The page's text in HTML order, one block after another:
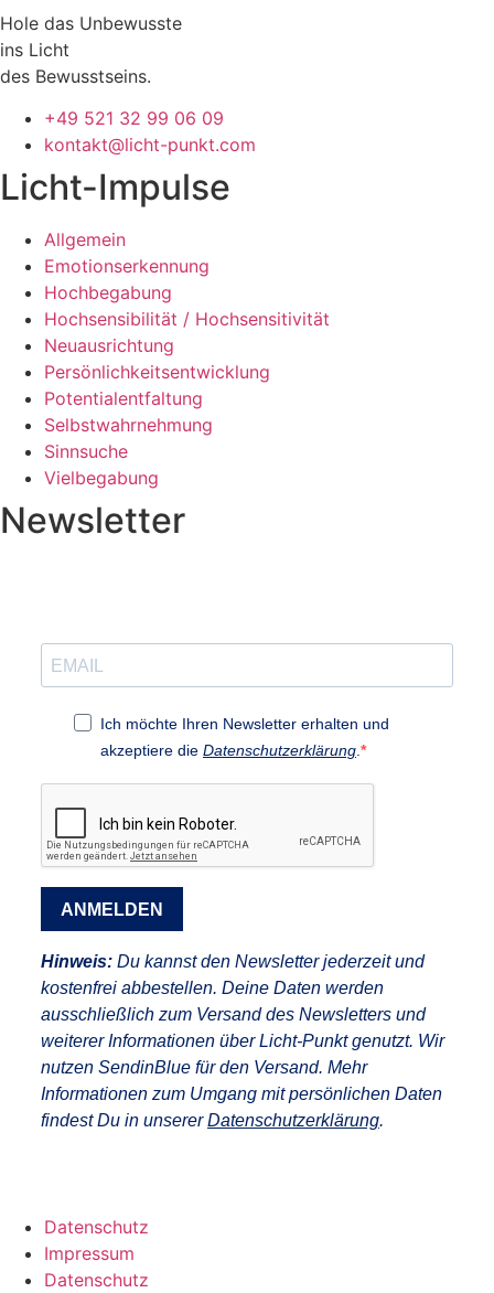
Hole das Unbewusste
ins Licht
des Bewusstseins.
+49 521 32 99 06 09
kontakt@licht-punkt.com
Licht-Impulse
Allgemein
Emotionserkennung
Hochbegabung
Hochsensibilität / Hochsensitivität
Neuausrichtung
Persönlichkeitsentwicklung
Potentialentfaltung
Selbstwahrnehmung
Sinnsuche
Vielbegabung
Newsletter
Ich möchte Ihren Newsletter erhalten und
akzeptiere die Datenschutzerklärung
ANMELDEN
Hinweis: Du kannst den Newsletter jederzeit und
kostenfrei abbestellen. Deine Daten werden
ausschließlich zum Versand des Newsletters und
weiterer Informationen über Licht-Punkt genutzt. Wir
nutzen SendinBlue für den Versand. Mehr
Informationen zum Umgang mit persönlichen Daten
findest Du in unsererDatenschutzerklärung.
Datenschutz
Impressum
Datenschutz